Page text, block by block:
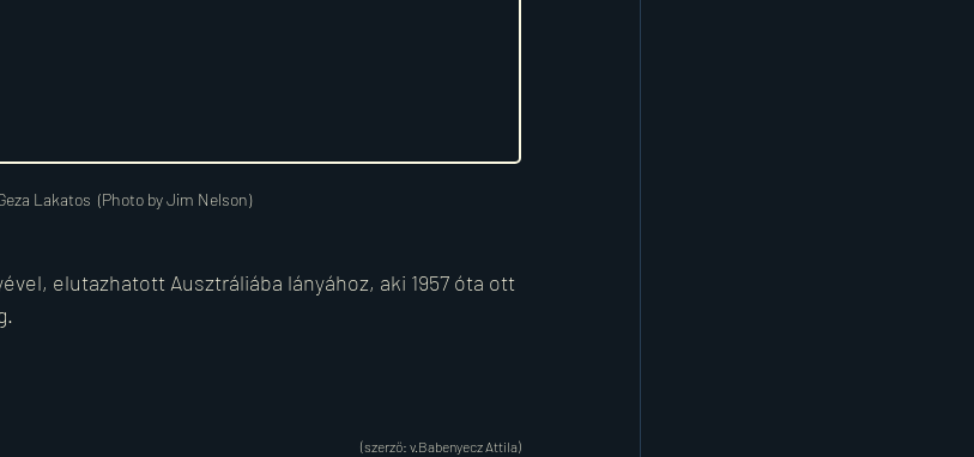
Lakatos  (Photo by Jim Nelson)
elutazhatott Ausztráliába lányához, aki 1957 óta ott
(szerző: v.Babenyecz Attila)